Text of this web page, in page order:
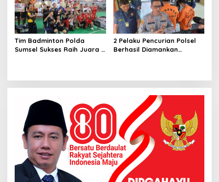
Tim Badminton Polda
Sumsel Sukses Raih Juara 1
2 Pelaku Pencurian Polsel
Berhasil Diamankan